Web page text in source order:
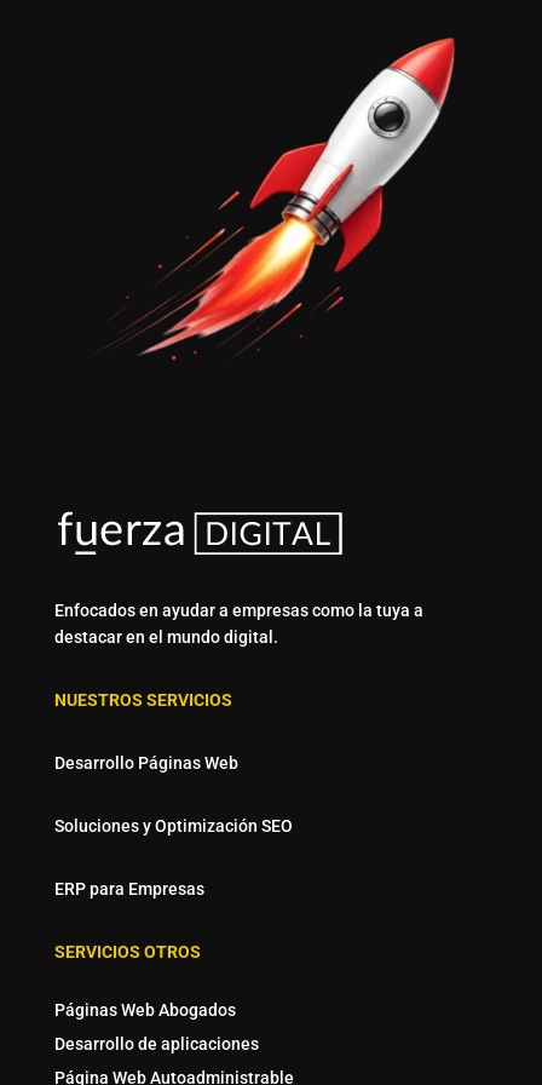
Enfocados en ayudar a empresas como la tuya a
destacar en el mundo digital.
NUESTROS SERVICIOS
Desarrollo Páginas Web
Soluciones y Optimización SEO
ERP para Empresas
SERVICIOS OTROS
Páginas Web Abogados
Desarrollo de aplicaciones
Página Web Autoadministrable